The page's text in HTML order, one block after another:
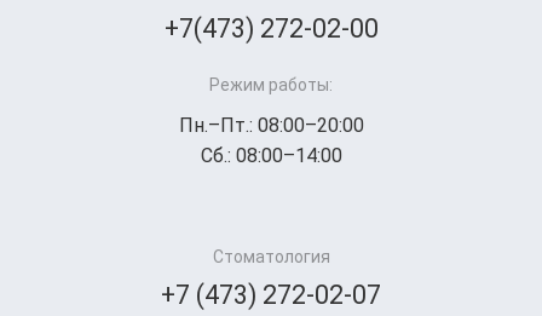
+7(473) 272-02-00
Режим работы:
Пн.–Пт.: 08:00–20:00
Сб.: 08:00–14:00
Стоматология
+7 (473) 272-02-07